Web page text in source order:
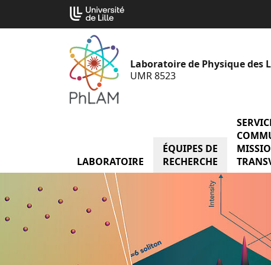
contenu
Laboratoire de Physique des
UMR 8523
LABORATOIRE menu Laboratoire
ÉQUIPES DE
RECHERCHE
menu
Cookies management panel